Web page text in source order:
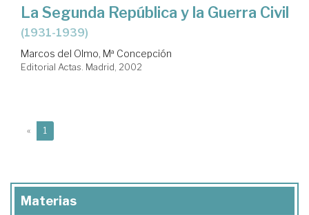
La Segunda República y la Guerra Civil
(1931-1939)
Marcos del Olmo, Mª Concepción
Editorial Actas. Madrid, 2002
« 1
Materias